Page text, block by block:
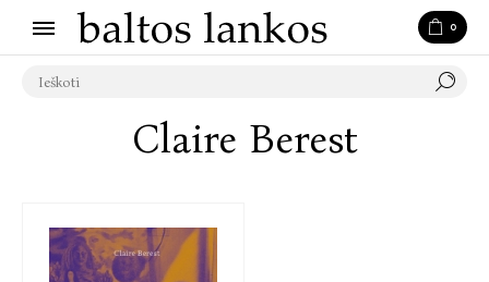
0
Claire Berest